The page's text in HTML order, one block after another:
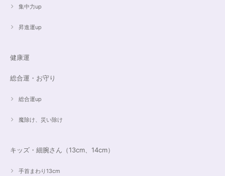
集中力up
昇進運up
健康運
総合運・お守り
総合運up
魔除け、災い除け
キッズ・細腕さん（13cm、14cm）
手首まわり13cm